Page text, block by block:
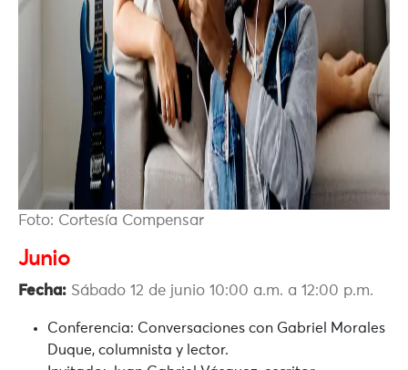
Foto: Cortesía Compensar
Junio
Fecha: Sábado 12 de junio 10:00 a.m. a 12:00 p.m.
Conferencia: Conversaciones con Gabriel Morales
Duque, columnista y lector.